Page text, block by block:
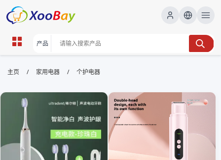
个护电器 | XOOBAY B2B/B2C
个护电器,个人护理电器,电动牙刷,脸部清洁器,剃须刀,
wholesale 个护电器, XOOBAY
本页汇总选购要点、使用方法及安全注意，帮助用户快速找到高品质个护
电器，提升日常护理效果。
主页 / 家用电器 / 个护电器